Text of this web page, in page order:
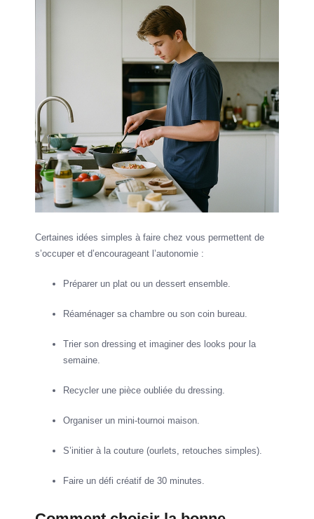
Certaines idées simples à faire chez vous permettent de
s’occuper et d’encourageant l’autonomie :
Préparer un plat ou un dessert ensemble.
Réaménager sa chambre ou son coin bureau.
Trier son dressing et imaginer des looks pour la
semaine.
Recycler une pièce oubliée du dressing.
Organiser un mini-tournoi maison.
S’initier à la couture (ourlets, retouches simples).
Faire un défi créatif de 30 minutes.